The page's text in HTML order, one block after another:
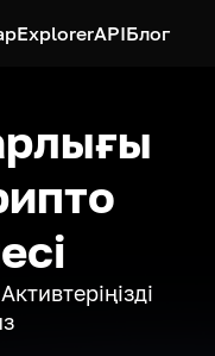
ExplorerAPIБлог